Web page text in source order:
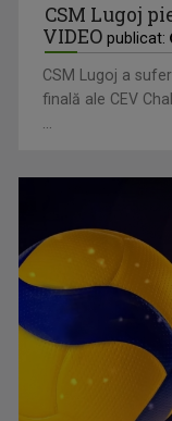
CSM Lugoj
VIDEO publicat:
CSM Lugoj a
finală ale CEV
...